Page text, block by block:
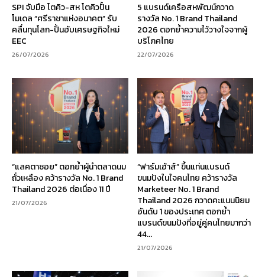
SPI จับมือ โตคิว-สห โตคิวปั้น
โมเดล “ศรีราชาแห่งอนาคต” รับ
คลื่นทุนโลก-ปั้นฮับเศรษฐกิจใหม่
EEC
26/07/2026
5 แบรนด์เครือสหพัฒน์กวาด
รางวัล No. 1 Brand Thailand
2026 ตอกย้ำความไว้วางใจจากผู้
บริโภคไทย
22/07/2026
“แลคตาซอย” ตอกย้ำผู้นำตลาดนม
ถั่วเหลือง คว้ารางวัล No. 1 Brand
Thailand 2026 ต่อเนื่อง 11 ปี
21/07/2026
“ฟาร์มเฮ้าส์” ขึ้นแท่นแบรนด์
ขนมปังในใจคนไทย คว้ารางวัล
Marketeer No. 1 Brand
Thailand 2026 กวาดคะแนนนิยม
อันดับ 1 ของประเทศ ตอกย้ำ
แบรนด์ขนมปังที่อยู่คู่คนไทยมากว่า
44...
21/07/2026